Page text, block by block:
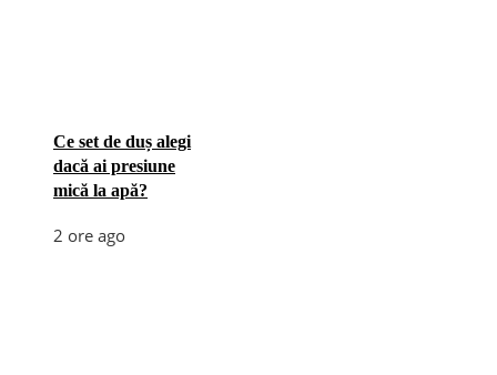
Ce set de duș alegi
dacă ai presiune
mică la apă?
2 ore ago